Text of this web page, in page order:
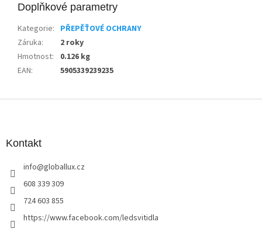
Doplňkové parametry
Kategorie: PŘEPĚŤOVÉ OCHRANY
Záruka:
2 roky
Hmotnost:
0.126 kg
EAN: 5905339239235
Kontakt
info@globallux.cz
608 339 309
724 603 855
https://www.facebook.com/ledsvitidla